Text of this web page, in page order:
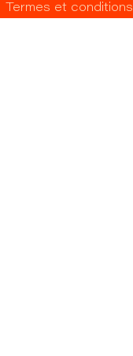
Termes et conditions